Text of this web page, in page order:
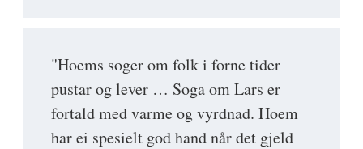
"Hoems soger om folk i forne tider
pustar og lever … Soga om Lars er
fortald med varme og vyrdnad. Hoem
har ei spesielt god hand når det gjeld